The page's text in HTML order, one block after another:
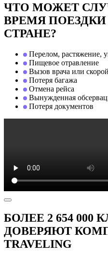
ЧТО МОЖЕТ
ВРЕМЯ ПОЕЗДКИ
СТРАНЕ?
Перелом, растяжение,
Пищевое отравление
Вызов врача или
Потеря багажа
Отмена рейса
Вынужденная
Потеря документов
БОЛЕЕ 2 654 000
ДОВЕРЯЮТ
TRAVELING